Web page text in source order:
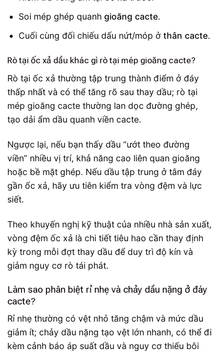
Soi mép ghép quanh gioăng cacte.
Cuối cùng đối chiếu dấu nứt/móp ở thân cacte.
Rò tại ốc xả dầu khác gì rò tại mép gioăng cacte?
Rò tại ốc xả thường tập trung thành điểm ở đáy
thấp nhất và có thể tăng rõ sau thay dầu; rò tại
mép gioăng cacte thường lan dọc đường ghép,
tạo dải ẩm dầu quanh viền cacte.
Ngược lại, nếu bạn thấy dầu “ướt theo đường
viền” nhiều vị trí, khả năng cao liên quan gioăng
hoặc bề mặt ghép. Nếu dầu tập trung ở tâm đáy
gần ốc xả, hãy ưu tiên kiểm tra vòng đệm và lực
siết.
Theo khuyến nghị kỹ thuật của nhiều nhà sản xuất,
vòng đệm ốc xả là chi tiết tiêu hao cần thay định
kỳ trong mỗi đợt thay dầu để duy trì độ kín và
giảm nguy cơ rò tái phát.
Làm sao phân biệt rỉ nhẹ và chảy dầu nặng ở đáy
cacte?
Rỉ nhẹ thường có vệt nhỏ tăng chậm và mức dầu
giảm ít; chảy dầu nặng tạo vệt lớn nhanh, có thể đi
kèm cảnh báo áp suất dầu và nguy cơ thiếu bôi